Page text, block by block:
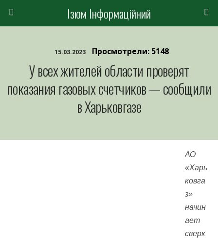
Ізюм Інформаційний
15.03.2023 Просмотрели: 5148
У всех жителей области проверят
показания газовых счетчиков — сообщили
в Харьковгазе
АО
«Харь
ковга
з»
начин
ает
сверк